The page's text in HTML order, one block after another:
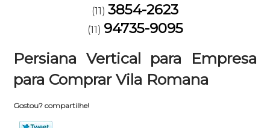
(11) 3854-2623
(11) 94735-9095
Persiana Vertical para Empresa
para Comprar Vila Romana
Gostou? compartilhe!